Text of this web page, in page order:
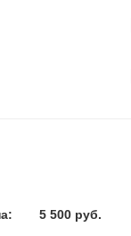
5 500 руб.